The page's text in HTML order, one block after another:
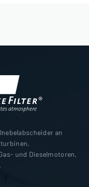
an
und Dieselmotoren,